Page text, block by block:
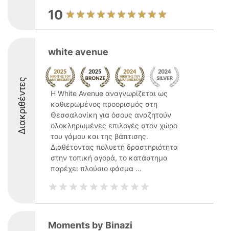
10
Διακριθέντες
white avenue
Η White Avenue αναγνωρίζεται ως
καθιερωμένος προορισμός στη
Θεσσαλονίκη για όσους αναζητούν
ολοκληρωμένες επιλογές στον χώρο
του γάμου και της βάπτισης.
Διαθέτοντας πολυετή δραστηριότητα
στην τοπική αγορά, το κατάστημα
παρέχει πλούσιο φάσμα ...
Moments by Binazi